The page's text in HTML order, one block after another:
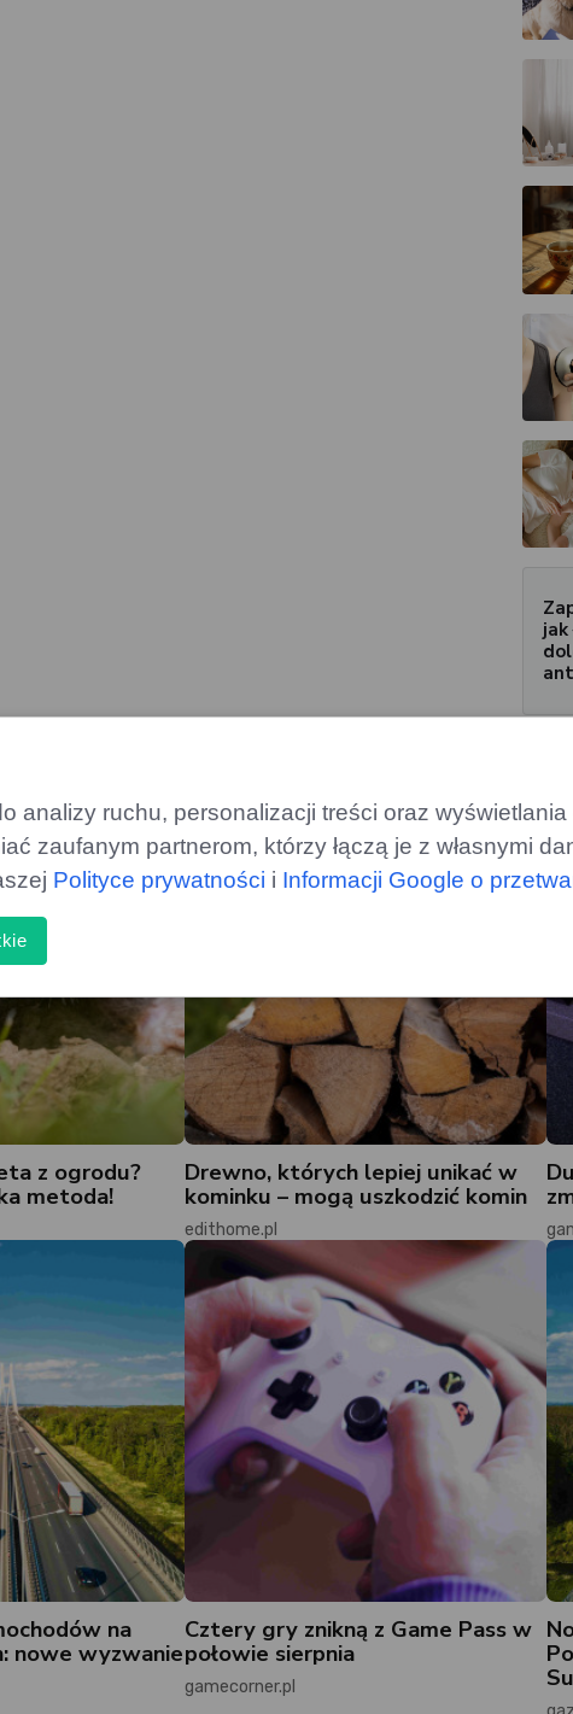
jak
z ogrodu?
metoda!
Drewno, których lepiej unikać w
kominku – mogą uszkodzić komin
edithome.pl
na
nowe wyzwanie
Cztery gry znikną z Game Pass w
połowie sierpnia
gamecorner.pl
analizy ruchu, personalizacji treści oraz
zaufanym partnerom, którzy łączą je z własnymi
Polityce prywatności i Informacji Google o